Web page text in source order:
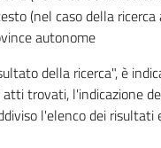
(nel caso della
autonome
della ricerca", è
trovati, l'indicazione
l'elenco dei risultati